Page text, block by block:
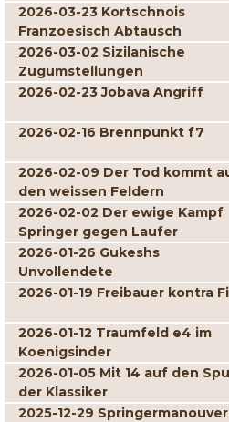
2026-03-23 Kortschnois
Franzoesisch Abtausch
2026-03-02 Sizilanische
Zugumstellungen
2026-02-23 Jobava Angriff
2026-02-16 Brennpunkt f7
2026-02-09 Der Tod kommt
den weissen Feldern
2026-02-02 Der ewige Kampf
Springer gegen Laufer
2026-01-26 Gukeshs
Unvollendete
2026-01-19 Freibauer kontra
2026-01-12 Traumfeld e4 im
Koenigsinder
2026-01-05 Mit 14 auf den
der Klassiker
2025-12-29